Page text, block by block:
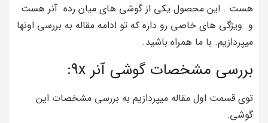
هست . این محصول یکی از گوشی های میان رده آنر هست
و ویژگی های خاصی رو داره که تو ادامه مقاله به بررسی اونها
میپردازیم. با ما همراه باشید.
بررسی مشخصات گوشی آنر 9x:
توی قسمت اول مقاله میپردازیم به بررسی مشخصات این
گوشی.